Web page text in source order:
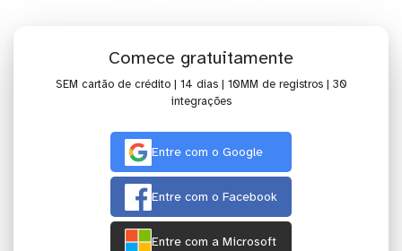
Comece gratuitamente
SEM cartão de crédito | 14 dias | 10MM de registros | 30
integrações
Entre com o Google
Entre com o Facebook
Entre com a Microsoft